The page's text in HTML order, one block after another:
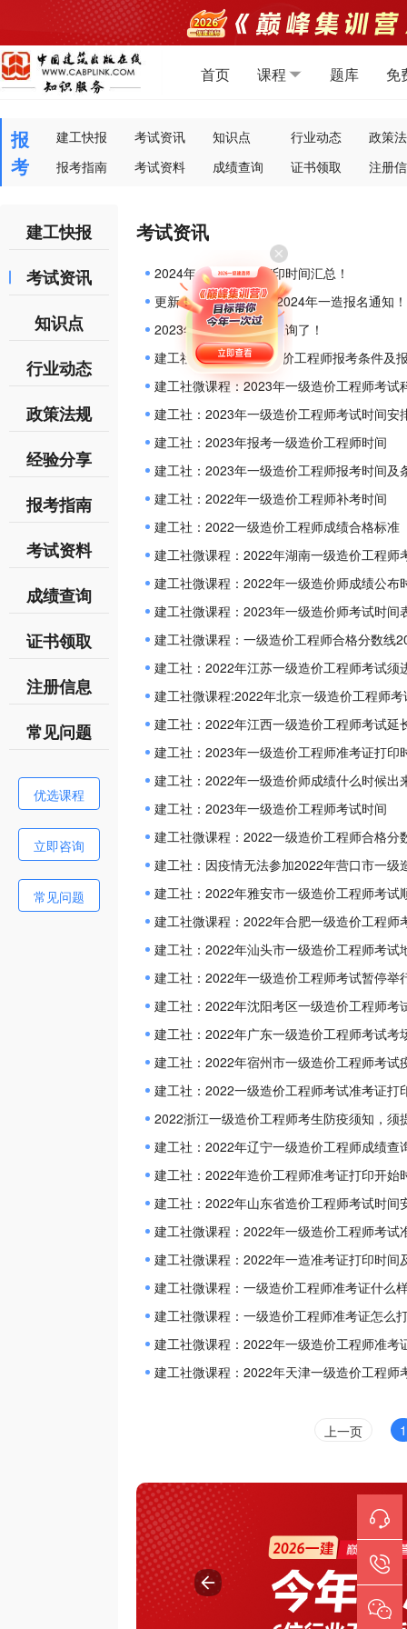
首页 课程 题库 免
报
考
建工快报 考试资讯 知识点 行业动态
政策
报考指南
考试资料 成绩查询 证书领取 注册
建工快报
考试资讯
知识点
行业动态
政策法规
经验分享
报考指南
考试资料
成绩查询
证书领取
注册信息
常见问题
优选课程
立即咨询
常见问题
考试资讯
2024年一造准考证打印时间汇总！
更新！又有8地发布了2024年一造报名通知！
2023年一造成绩可以查询了！
建工社微课程：一级造价工程师报考条件及
建工社微课程：2023年一级造价工程师考试
建工社：2023年一级造价工程师考试时间安
建工社：2023年报考一级造价工程师时间
建工社：2023年一级造价工程师报考时间及
建工社：2022年一级造价工程师补考时间
建工社：2022一级造价工程师成绩合格标准
建工社微课程：2022年湖南一级造价工程师
建工社微课程：2022年一级造价师成绩公布
建工社微课程：2023年一级造价师考试时间
建工社微课程：一级造价工程师合格分数线
建工社：2022年江苏一级造价工程师考试须
建工社微课程:2022年北京一级造价工程师
建工社：2022年江西一级造价工程师考试延
建工社：2023年一级造价工程师准考证打印
建工社：2022年一级造价师成绩什么时候出
建工社：2023年一级造价工程师考试时间
建工社微课程：2022一级造价工程师合格分
建工社：因疫情无法参加2022年营口市一级
建工社：2022年雅安市一级造价工程师考试
建工社微课程：2022年合肥一级造价工程师
建工社：2022年汕头市一级造价工程师考试
建工社：2022年一级造价工程师考试暂停举
建工社：2022年沈阳考区一级造价工程师考
建工社：2022年广东一级造价工程师考试考
建工社：2022年宿州市一级造价工程师考试
建工社：2022一级造价工程师考试准考证打
2022浙江一级造价工程师考生防疫须知，须
建工社：2022年辽宁一级造价工程师成绩查
建工社：2022年造价工程师准考证打印开始
建工社：2022年山东省造价工程师考试时间
建工社微课程：2022年一级造价工程师考试
建工社微课程：2022年一造准考证打印时间
建工社微课程：一级造价工程师准考证什么
建工社微课程：一级造价工程师准考证怎么
建工社微课程：2022年一级造价工程师准考
建工社微课程：2022年天津一级造价工程师
上一页 1